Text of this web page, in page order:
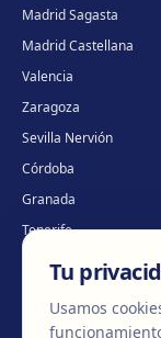
Madrid Sagasta
Madrid Castellana
Valencia
Zaragoza
Sevilla Nervión
Córdoba
Granada
Tenerife
Portugal · Guimarães
* Atención virtual
Tu
Usamos